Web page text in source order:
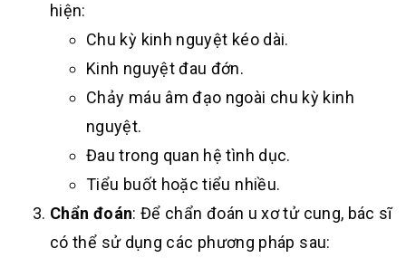
hiện:
Chu kỳ kinh nguyệt kéo dài.
Kinh nguyệt đau đớn.
Chảy máu âm đạo ngoài chu kỳ kinh
nguyệt.
Đau trong quan hệ tình dục.
Tiểu buốt hoặc tiểu nhiều.
Chẩn đoán: Để chẩn đoán u xơ tử cung, bác sĩ
có thể sử dụng các phương pháp sau: